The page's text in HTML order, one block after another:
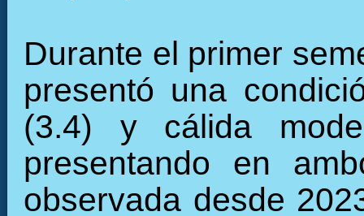
Durante el primer
presentó una
(3.4) y cálida
presentando en
observada desde